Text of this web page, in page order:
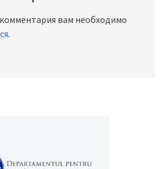
вам необходимо
.